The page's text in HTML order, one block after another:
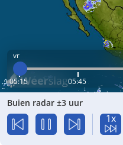
vr
05:15 05:45
Buien radar ±3 uur
1x